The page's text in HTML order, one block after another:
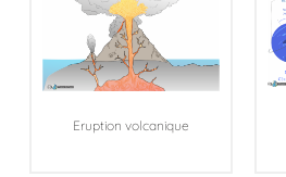
Eruption volcanique